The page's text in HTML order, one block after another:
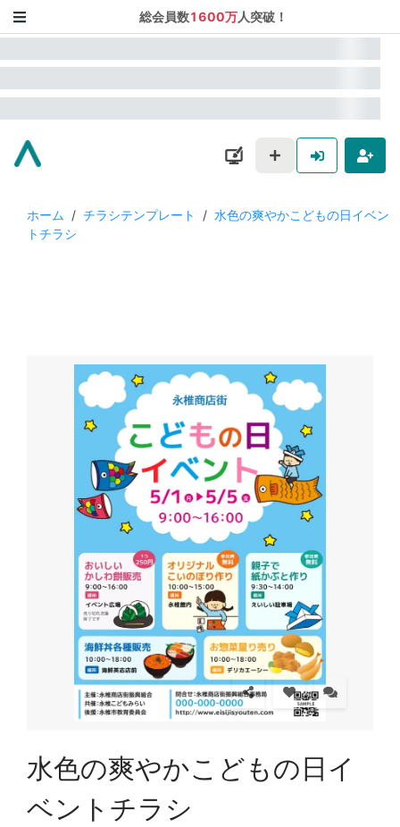
総会員数1600万人突破！
ホーム / チラシテンプレート / 水色の爽やかこどもの日イベン
トチラシ
水色の爽やかこどもの日イ
ベントチラシ